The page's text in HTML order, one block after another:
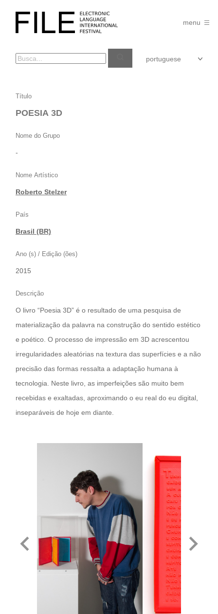
FILE
FESTIVAL
menu
POESIA
3D
Título
POESIA 3D
Nome do Grupo
-
Nome Artístico
Roberto Stelzer
País
Brasil (BR)
Ano (s) / Edição (ões)
2015
Descrição
O livro “Poesia 3D” é o resultado de uma pesquisa de
materialização da palavra na construção do sentido estético
e poético. O processo de impressão em 3D acrescentou
irregularidades aleatórias na textura das superfícies e a não
precisão das formas ressalta a adaptação humana à
tecnologia. Neste livro, as imperfeições são muito bem
recebidas e exaltadas, aproximando o eu real do eu digital,
inseparáveis de hoje em diante.